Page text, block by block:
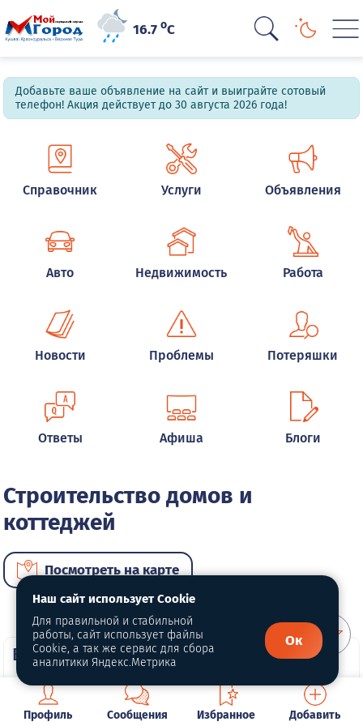
16.7oC
Добавьте ваше объявление на сайт и выиграйте сотовый
телефон! Акция действует до 30 августа 2026 года!
Справочник Услуги Объявления
Авто Недвижимость Работа
Новости Проблемы Потеряшки
Ответы Афиша Блоги
Строительство домов и
коттеджей
Посмотреть на карте
ВИП услуги
ВИП размещение ВИП размещение
Профиль Сообщения Избранное Добавить
Наш сайт использует Cookie
Для правильной и стабильной
работы, сайт использует файлы
Cookie, а так же сервис для сбора
аналитики Яндекс.Метрика
Ок